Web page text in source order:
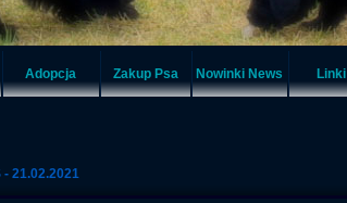
Adopcja Zakup Psa Nowinki News Linki
21.02.2021